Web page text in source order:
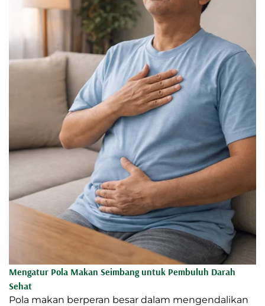
Mengatur Pola Makan Seimbang untuk Pembuluh Darah
Sehat
Pola makan berperan besar dalam mengendalikan